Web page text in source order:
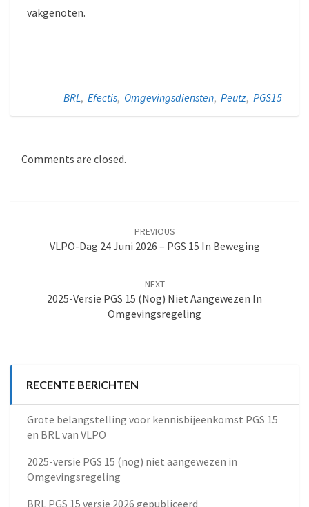
vakgenoten.
BRL, Efectis, Omgevingsdiensten, Peutz, PGS15
Comments are closed.
PREVIOUS
VLPO-Dag 24 Juni 2026 – PGS 15 In Beweging
NEXT
2025-Versie PGS 15 (nog) Niet Aangewezen In
Omgevingsregeling
RECENTE BERICHTEN
Grote belangstelling voor kennisbijeenkomst PGS 15
en BRL van VLPO
2025-versie PGS 15 (nog) niet aangewezen in
Omgevingsregeling
BRL PGS 15 versie 2026 gepubliceerd